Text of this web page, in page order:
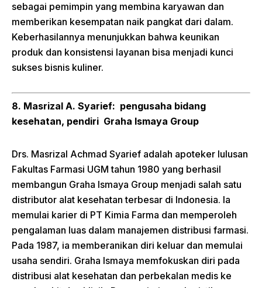
sebagai pemimpin yang membina karyawan dan
memberikan kesempatan naik pangkat dari dalam.
Keberhasilannya menunjukkan bahwa keunikan
produk dan konsistensi layanan bisa menjadi kunci
sukses bisnis kuliner.
8. Masrizal A. Syarief: pengusaha bidang
kesehatan, pendiri Graha Ismaya Group
Drs. Masrizal Achmad Syarief adalah apoteker lulusan
Fakultas Farmasi UGM tahun 1980 yang berhasil
membangun Graha Ismaya Group menjadi salah satu
distributor alat kesehatan terbesar di Indonesia. Ia
memulai karier di PT Kimia Farma dan memperoleh
pengalaman luas dalam manajemen distribusi farmasi.
Pada 1987, ia memberanikan diri keluar dan memulai
usaha sendiri. Graha Ismaya memfokuskan diri pada
distribusi alat kesehatan dan perbekalan medis ke